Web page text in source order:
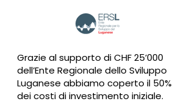
Grazie al supporto di CHF 25’000
dell’Ente Regionale dello Sviluppo
Luganese abbiamo coperto il 50%
dei costi di investimento iniziale.